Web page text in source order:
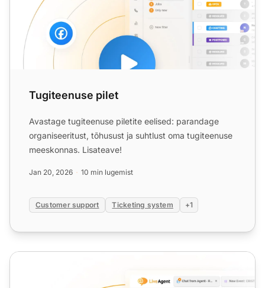
Tugiteenuse pilet
Avastage tugiteenuse piletite eelised: parandage
organiseeritust, tõhusust ja suhtlust oma tugiteenuse
meeskonnas. Lisateave!
Jan 20, 2026 10 min lugemist
Customer support Ticketing system +1
Piletisüsteem